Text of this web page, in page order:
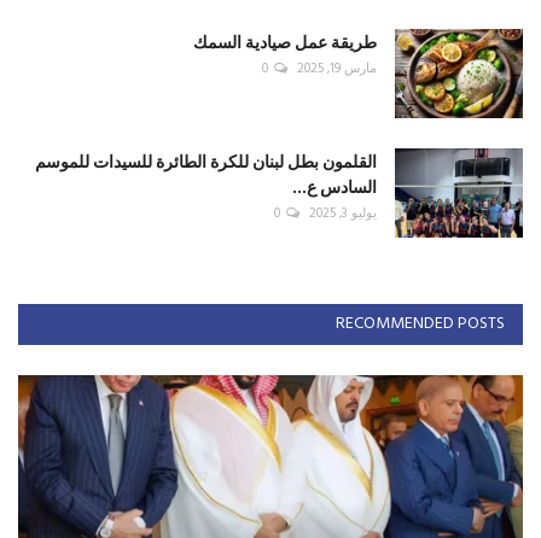
طريقة عمل صيادية السمك
مارس 19, 2025 0
القلمون بطل لبنان للكرة الطائرة للسيدات للموسم
السادس ع...
يوليو 3, 2025 0
RECOMMENDED POSTS